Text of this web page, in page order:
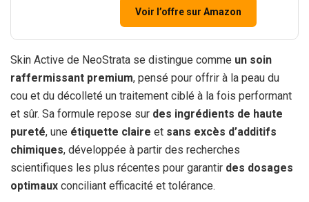
Voir l’offre sur Amazon
Skin Active de NeoStrata se distingue comme un soin
raffermissant premium, pensé pour offrir à la peau du
cou et du décolleté un traitement ciblé à la fois performant
et sûr. Sa formule repose sur des ingrédients de haute
pureté, une étiquette claire et sans excès d’additifs
chimiques, développée à partir des recherches
scientifiques les plus récentes pour garantir des dosages
optimaux conciliant efficacité et tolérance.